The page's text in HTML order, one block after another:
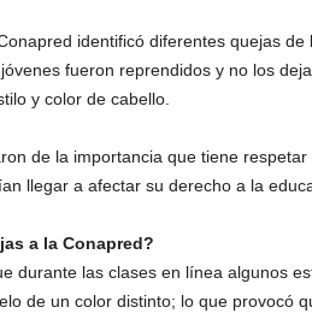
identificó diferentes quejas
fueron reprendidos y no los
y color de cabello.
de la importancia que tiene
llegar a afectar su derecho a la
a la Conapred?
durante las clases en línea algunos
de un color distinto; lo que provocó